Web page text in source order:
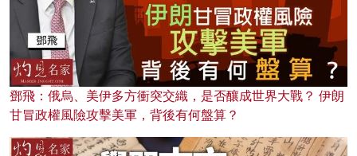
鄧飛：俄烏、美伊多方衝突交織，是否釀成世界大戰？ 伊朗
甘冒政權風險攻擊美軍，背後有何盤算？